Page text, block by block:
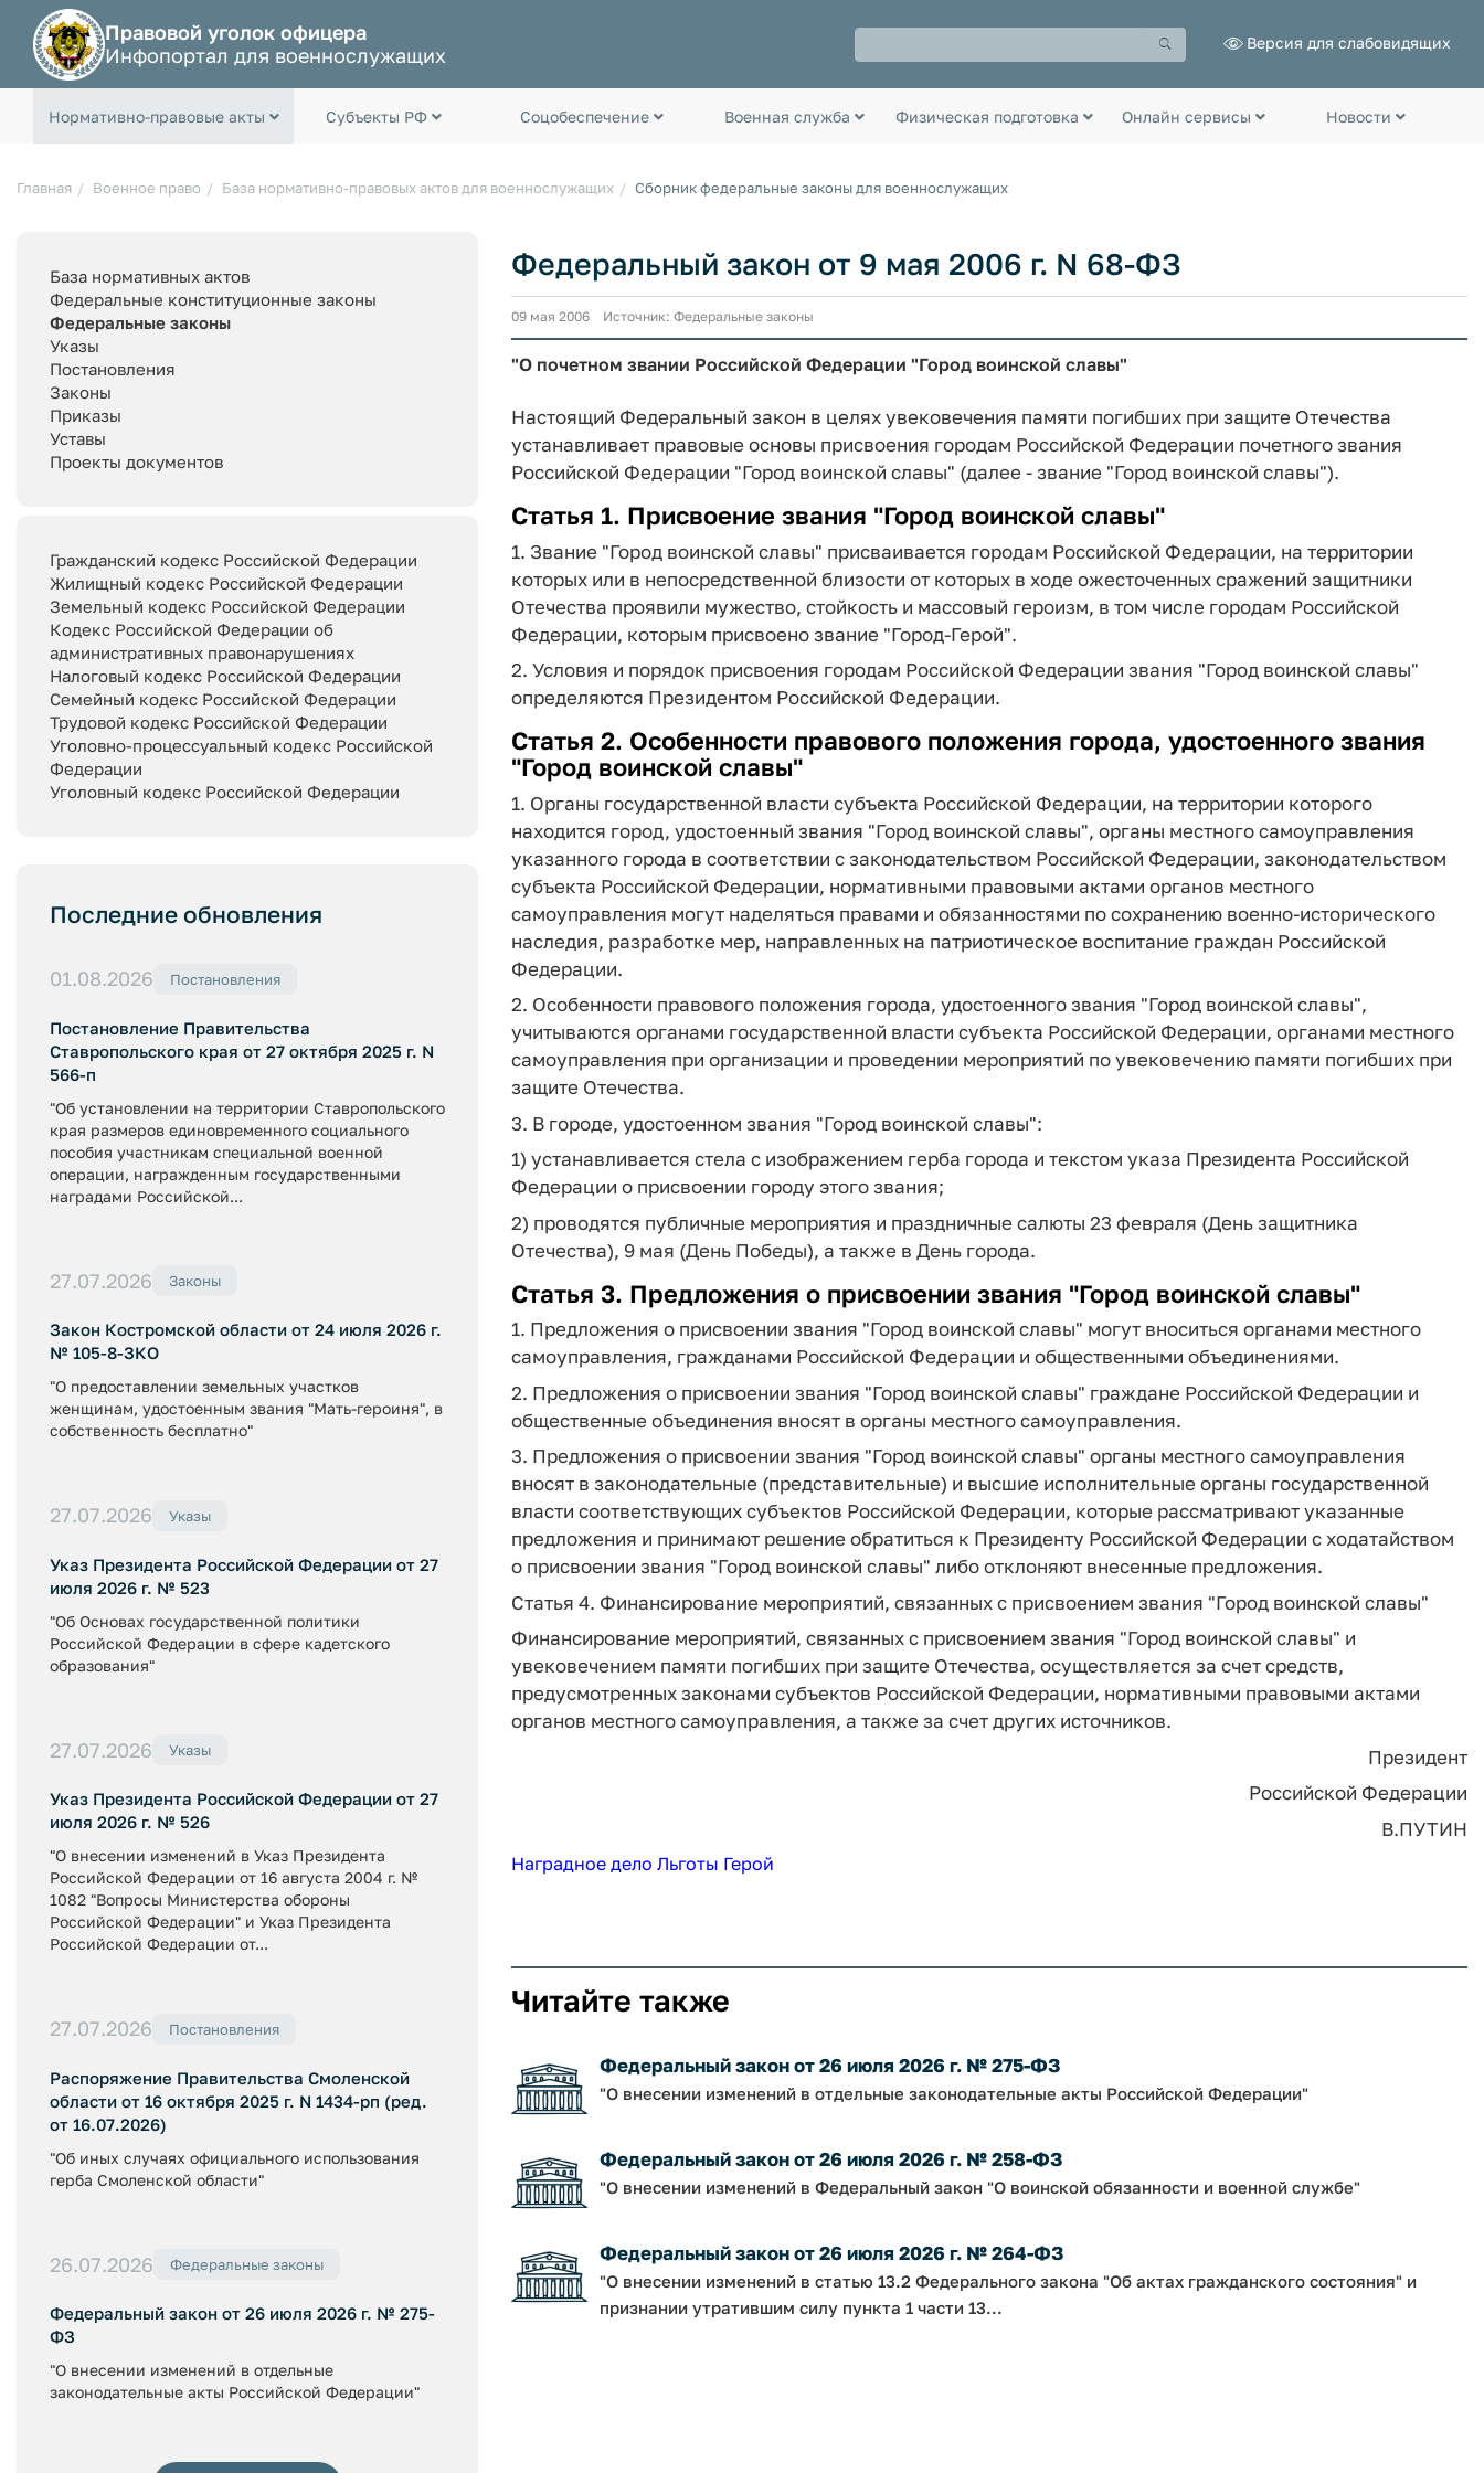
Правовой уголок офицера
Инфопортал для военнослужащих
Версия для слабовидящих
Нормативно-правовые акты Субъекты РФ Соцобеспечение Военная служба Физическая подготовка Онлайн сервисы Новости
Главная Военное право База нормативно-правовых актов для военнослужащих Сборник федеральные законы для военнослужащих
База нормативных актов
Федеральные конституционные законы
Федеральные законы
Указы
Постановления
Законы
Приказы
Уставы
Проекты документов
Гражданский кодекс Российской Федерации
Жилищный кодекс Российской Федерации
Земельный кодекс Российской Федерации
Кодекс Российской Федерации об
административных правонарушениях
Налоговый кодекс Российской Федерации
Семейный кодекс Российской Федерации
Трудовой кодекс Российской Федерации
Уголовно-процессуальный кодекс Российской
Федерации
Уголовный кодекс Российской Федерации
Последние обновления
01.08.2026 Постановления
Постановление Правительства
Ставропольского края от 27 октября 2025 г. N
566-п
"Об установлении на территории Ставропольского
края размеров единовременного социального
пособия участникам специальной военной
операции, награжденным государственными
наградами Российской...
27.07.2026 Законы
Закон Костромской области от 24 июля 2026 г.
№ 105-8-ЗКО
"О предоставлении земельных участков
женщинам, удостоенным звания "Мать-героиня", в
собственность бесплатно"
27.07.2026 Указы
Указ Президента Российской Федерации от 27
июля 2026 г. № 523
"Об Основах государственной политики
Российской Федерации в сфере кадетского
образования"
27.07.2026 Указы
Указ Президента Российской Федерации от 27
июля 2026 г. № 526
"О внесении изменений в Указ Президента
Российской Федерации от 16 августа 2004 г. №
1082 "Вопросы Министерства обороны
Российской Федерации" и Указ Президента
Российской Федерации от...
27.07.2026 Постановления
Распоряжение Правительства Смоленской
области от 16 октября 2025 г. N 1434-рп (ред.
от 16.07.2026)
"Об иных случаях официального использования
герба Смоленской области"
26.07.2026 Федеральные законы
Федеральный закон от 26 июля 2026 г. № 275-
ФЗ
"О внесении изменений в отдельные
законодательные акты Российской Федерации"
Федеральный закон от 9 мая 2006 г. N 68-ФЗ
09 мая 2006 Источник: Федеральные законы
"О почетном звании Российской Федерации "Город воинской славы"
Настоящий Федеральный закон в целях увековечения памяти погибших при защите Отечества
устанавливает правовые основы присвоения городам Российской Федерации почетного звания
Российской Федерации "Город воинской славы" (далее - звание "Город воинской славы").
Статья 1. Присвоение звания "Город воинской славы"
1. Звание "Город воинской славы" присваивается городам Российской Федерации, на территории
которых или в непосредственной близости от которых в ходе ожесточенных сражений защитники
Отечества проявили мужество, стойкость и массовый героизм, в том числе городам Российской
Федерации, которым присвоено звание "Город-Герой".
2. Условия и порядок присвоения городам Российской Федерации звания "Город воинской славы"
определяются Президентом Российской Федерации.
Статья 2. Особенности правового положения города, удостоенного звания
"Город воинской славы"
1. Органы государственной власти субъекта Российской Федерации, на территории которого
находится город, удостоенный звания "Город воинской славы", органы местного самоуправления
указанного города в соответствии с законодательством Российской Федерации, законодательством
субъекта Российской Федерации, нормативными правовыми актами органов местного
самоуправления могут наделяться правами и обязанностями по сохранению военно-исторического
наследия, разработке мер, направленных на патриотическое воспитание граждан Российской
Федерации.
2. Особенности правового положения города, удостоенного звания "Город воинской славы",
учитываются органами государственной власти субъекта Российской Федерации, органами местного
самоуправления при организации и проведении мероприятий по увековечению памяти погибших при
защите Отечества.
3. В городе, удостоенном звания "Город воинской славы":
1) устанавливается стела с изображением герба города и текстом указа Президента Российской
Федерации о присвоении городу этого звания;
2) проводятся публичные мероприятия и праздничные салюты 23 февраля (День защитника
Отечества), 9 мая (День Победы), а также в День города.
Статья 3. Предложения о присвоении звания "Город воинской славы"
1. Предложения о присвоении звания "Город воинской славы" могут вноситься органами местного
самоуправления, гражданами Российской Федерации и общественными объединениями.
2. Предложения о присвоении звания "Город воинской славы" граждане Российской Федерации и
общественные объединения вносят в органы местного самоуправления.
3. Предложения о присвоении звания "Город воинской славы" органы местного самоуправления
вносят в законодательные (представительные) и высшие исполнительные органы государственной
власти соответствующих субъектов Российской Федерации, которые рассматривают указанные
предложения и принимают решение обратиться к Президенту Российской Федерации с ходатайством
о присвоении звания "Город воинской славы" либо отклоняют внесенные предложения.
Статья 4. Финансирование мероприятий, связанных с присвоением звания "Город воинской славы"
Финансирование мероприятий, связанных с присвоением звания "Город воинской славы" и
увековечением памяти погибших при защите Отечества, осуществляется за счет средств,
предусмотренных законами субъектов Российской Федерации, нормативными правовыми актами
органов местного самоуправления, а также за счет других источников.
Президент
Российской Федерации
В.ПУТИН
Наградное дело Льготы Герой
Читайте также
Федеральный закон от 26 июля 2026 г. № 275-ФЗ
"О внесении изменений в отдельные законодательные акты Российской Федерации"
Федеральный закон от 26 июля 2026 г. № 258-ФЗ
"О внесении изменений в Федеральный закон "О воинской обязанности и военной службе"
Федеральный закон от 26 июля 2026 г. № 264-ФЗ
"О внесении изменений в статью 13.2 Федерального закона "Об актах гражданского состояния" и
признании утратившим силу пункта 1 части 13...